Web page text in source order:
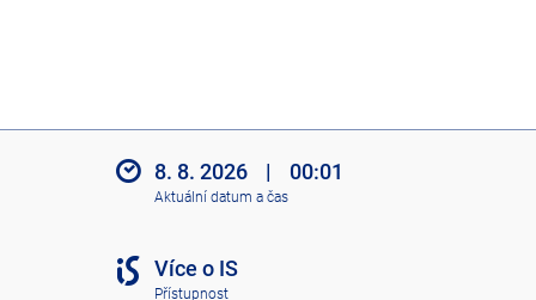
8. 8. 2026 | 00:01
Aktuální datum a čas
Více o IS
Přístupnost